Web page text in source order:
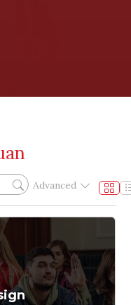
Advanced